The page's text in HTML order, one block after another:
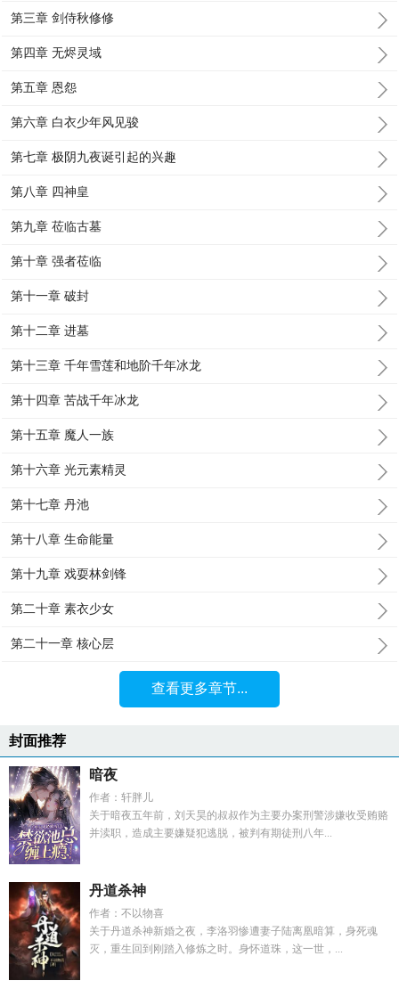
第三章 剑侍秋修修
第四章 无烬灵域
第五章 恩怨
第六章 白衣少年风见骏
第七章 极阴九夜诞引起的兴趣
第八章 四神皇
第九章 莅临古墓
第十章 强者莅临
第十一章 破封
第十二章 进墓
第十三章 千年雪莲和地阶千年冰龙
第十四章 苦战千年冰龙
第十五章 魔人一族
第十六章 光元素精灵
第十七章 丹池
第十八章 生命能量
第十九章 戏耍林剑锋
第二十章 素衣少女
第二十一章 核心层
查看更多章节...
封面推荐
暗夜
作者：轩胖儿
关于暗夜五年前，刘天昊的叔叔作为主要办案刑警涉嫌收受贿赂
并渎职，造成主要嫌疑犯逃脱，被判有期徒刑八年...
丹道杀神
作者：不以物喜
关于丹道杀神新婚之夜，李洛羽惨遭妻子陆离凰暗算，身死魂
灭，重生回到刚踏入修炼之时。身怀道珠，这一世，...